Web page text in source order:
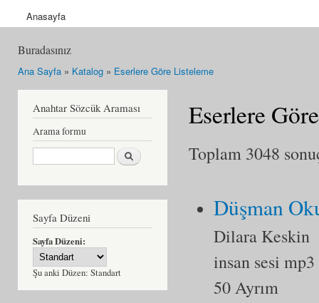
Anasayfa
Buradasınız
Ana Sayfa » Katalog » Eserlere Göre Listeleme
Anahtar Sözcük Araması
Arama formu
Ara
Sayfa Düzeni
Sayfa Düzeni:
Şu anki Düzen: Standart
Eserlere
Toplam 3048
Düşman
Dilara Keskin
insan sesi mp3
50 Ayrım